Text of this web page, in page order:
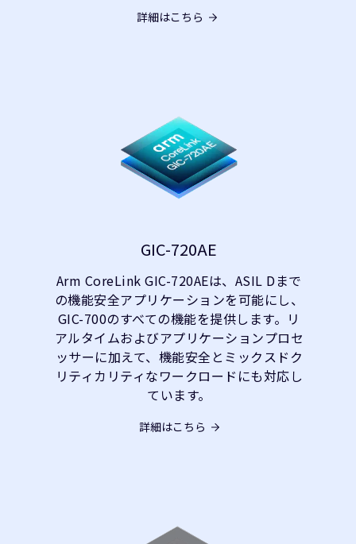
詳細はこちら
GIC-720AE
Arm CoreLink GIC-720AEは、ASIL Dまで
の機能安全アプリケーションを可能にし、
GIC-700のすべての機能を提供します。リ
アルタイムおよびアプリケーションプロセ
ッサーに加えて、機能安全とミックスドク
リティカリティなワークロードにも対応し
ています。
詳細はこちら